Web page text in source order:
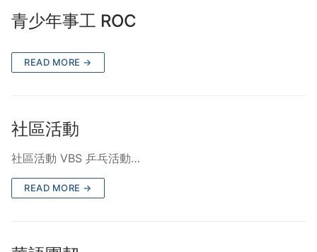
青少年事工 ROC
READ MORE →
社區活動
社區活動 VBS 乒乓活動…
READ MORE →